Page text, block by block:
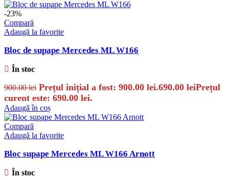
-23%
Compară
Adaugă la favorite
Bloc de supape Mercedes ML W166
În stoc
900.00lei Prețul inițial a fost: 900.00 lei.690.00 leiPrețul
curent este: 690.00 lei.
Adaugă în coș
Compară
Adaugă la favorite
Bloc supape Mercedes ML W166 Arnott
În stoc